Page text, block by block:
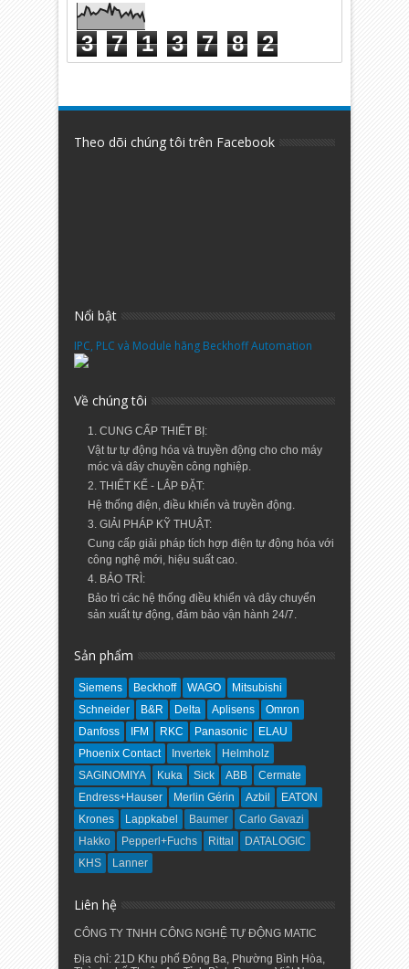
3 7 1 3 7 8 2
Theo dõi chúng tôi trên Facebook
Nổi bật
IPC, PLC và Module hãng Beckhoff Automation
Về chúng tôi
1. CUNG CẤP THIẾT BỊ:
Vật tư tự động hóa và truyền động cho cho máy
móc và dây chuyền công nghiệp.
2. THIẾT KẾ - LẮP ĐẶT:
Hệ thống điện, điều khiển và truyền động.
3. GIẢI PHÁP KỸ THUẬT:
Cung cấp giải pháp tích hợp điện tự động hóa với
công nghệ mới, hiệu suất cao.
4. BẢO TRÌ:
Bảo trì các hệ thống điều khiển và dây chuyển
sản xuất tự động, đảm bảo vận hành 24/7.
Sản phẩm
Siemens Beckhoff WAGO
Mitsubishi
Schneider
B&R Delta Aplisens
Omron
Danfoss
IFM RKC Panasonic
ELAU
Phoenix Contact
Invertek
Helmholz
SAGINOMIYA
Kuka Sick ABB
Cermate
Endress+Hauser
Merlin Gérin Azbil
EATON
Krones
Lappkabel Baumer
Carlo Gavazi
Hakko
Pepperl+Fuchs Rittal
DATALOGIC
KHS
Lanner
Liên hệ
CÔNG TY TNHH CÔNG NGHỆ TỰ ĐỘNG MATIC
Địa chỉ: 21D Khu phố Đông Ba, Phường Bình Hòa,